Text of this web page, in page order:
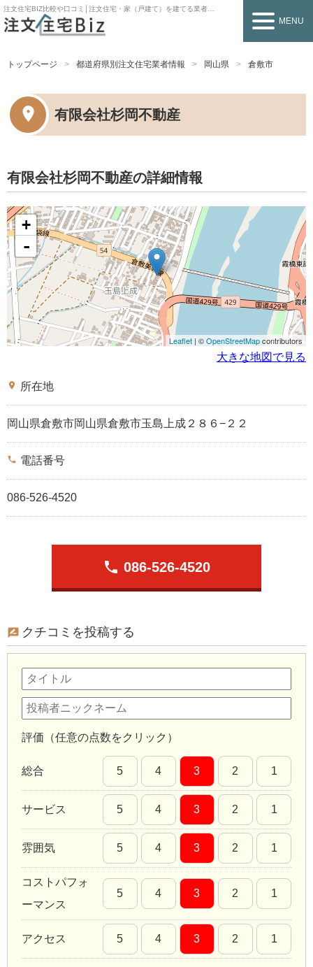
注文住宅BIZ比較や口コミ│注文住宅・家（戸建て）を建てる業者を探すなら
MENU
トップページ 都道府県別注文住宅業者情報 岡山県 倉敷市
有限会社杉岡不動産
有限会社杉岡不動産の詳細情報
+
-
Leaflet | ©OpenStreetMapcontributors
大きな地図で見る
place 所在地
岡山県倉敷市岡山県倉敷市玉島上成２８６−２２
phone 電話番号
086-526-4520
phone 086-526-4520
クチコミを投稿する
評価（任意の点数をクリック）
総合 5 4 3 2 1
サービス 5 4 3 2 1
雰囲気 5 4 3 2 1
コストパフォ
ーマンス
5 4 3 2 1
アクセス 5 4 3 2 1